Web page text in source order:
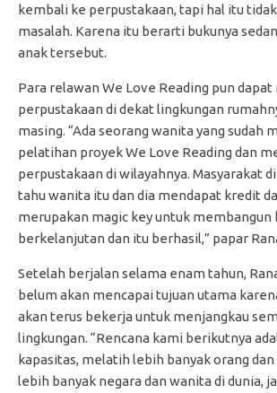
kembali ke perpustakaan, tapi hal itu
masalah. Karena itu berarti bukunya
anak tersebut.
Para relawan We Love Reading pun
perpustakaan di dekat lingkungan
masing. “Ada seorang wanita yang sudah
pelatihan proyek We Love Reading dan
perpustakaan di wilayahnya. Masyarakat
tahu wanita itu dan dia mendapat kredit
merupakan magic key untuk membangun
berkelanjutan dan itu berhasil,” papar
Setelah berjalan selama enam tahun,
belum akan mencapai tujuan utama
akan terus bekerja untuk menjangkau
lingkungan. “Rencana kami berikutnya
kapasitas, melatih lebih banyak orang
lebih banyak negara dan wanita di dunia,